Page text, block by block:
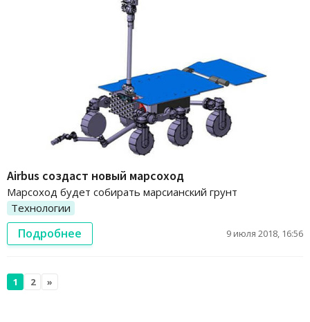
Airbus создаст новый марсоход
Марсоход будет собирать марсианский грунт
Технологии
Подробнее 9 июля 2018, 16:56
1 2 »